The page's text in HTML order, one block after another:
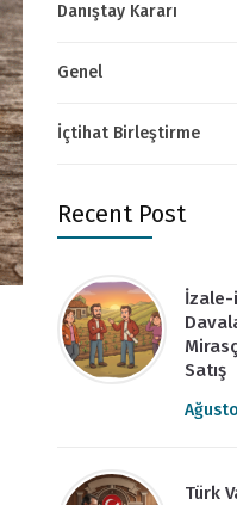
Danıştay Kararı
Genel
İçtihat Birleştirme
Recent Post
İzale-
Satış
Türk